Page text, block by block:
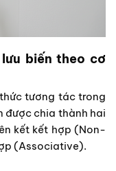
biến theo cơ
tương tác trong
được chia thành hai
kết kết hợp (Non-
(Associative).